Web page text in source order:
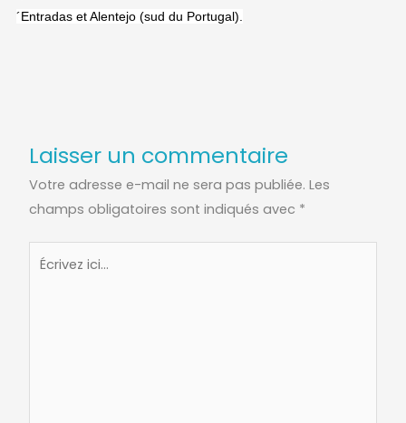
´Entradas et Alentejo (sud du Portugal).
Laisser un commentaire
Votre adresse e-mail ne sera pas publiée. Les
champs obligatoires sont indiqués avec *